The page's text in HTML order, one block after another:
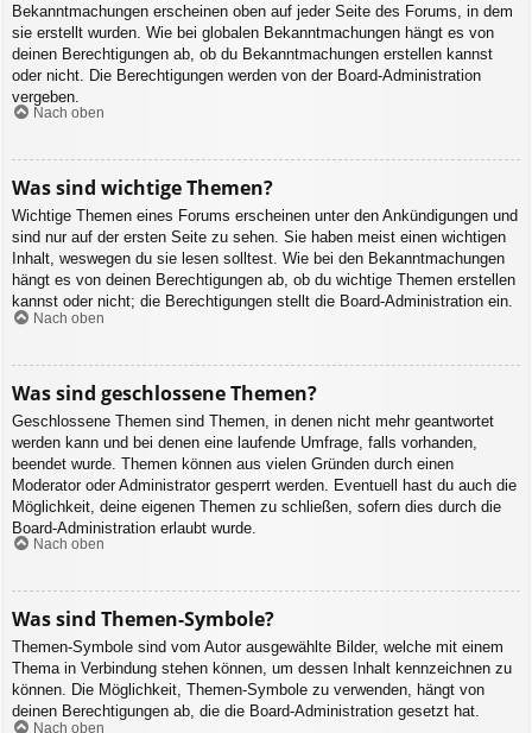
Bekanntmachungen erscheinen oben auf jeder Seite des Forums, in dem
sie erstellt wurden. Wie bei globalen Bekanntmachungen hängt es von
deinen Berechtigungen ab, ob du Bekanntmachungen erstellen kannst
oder nicht. Die Berechtigungen werden von der Board-Administration
vergeben.
Nach oben
Was sind wichtige Themen?
Wichtige Themen eines Forums erscheinen unter den Ankündigungen und
sind nur auf der ersten Seite zu sehen. Sie haben meist einen wichtigen
Inhalt, weswegen du sie lesen solltest. Wie bei den Bekanntmachungen
hängt es von deinen Berechtigungen ab, ob du wichtige Themen erstellen
kannst oder nicht; die Berechtigungen stellt die Board-Administration ein.
Nach oben
Was sind geschlossene Themen?
Geschlossene Themen sind Themen, in denen nicht mehr geantwortet
werden kann und bei denen eine laufende Umfrage, falls vorhanden,
beendet wurde. Themen können aus vielen Gründen durch einen
Moderator oder Administrator gesperrt werden. Eventuell hast du auch die
Möglichkeit, deine eigenen Themen zu schließen, sofern dies durch die
Board-Administration erlaubt wurde.
Nach oben
Was sind Themen-Symbole?
Themen-Symbole sind vom Autor ausgewählte Bilder, welche mit einem
Thema in Verbindung stehen können, um dessen Inhalt kennzeichnen zu
können. Die Möglichkeit, Themen-Symbole zu verwenden, hängt von
deinen Berechtigungen ab, die die Board-Administration gesetzt hat.
Nach oben